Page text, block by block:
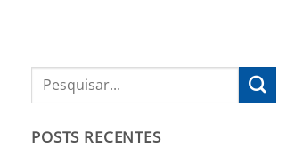
POSTS RECENTES